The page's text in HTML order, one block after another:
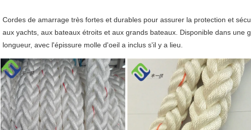
Cordes de amarrage très fortes et durables pour assurer la protection et
aux yachts, aux bateaux étroits et aux grands bateaux. Disponible dans une
longueur, avec l'épissure molle d'oeil a inclus s'il y a lieu.